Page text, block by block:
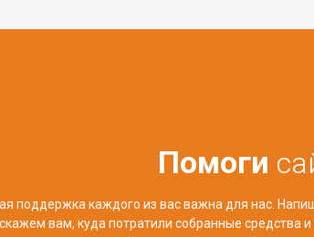
Помоги
поддержка каждого из вас важна для нас.
скажем вам, куда потратили собранные средства и